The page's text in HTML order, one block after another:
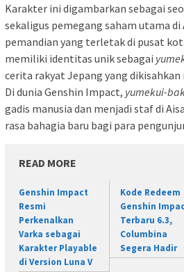
Karakter ini digambarkan sebagai
sekaligus pemegang saham utama di
pemandian yang terletak di pusat
memiliki identitas unik sebagai
cerita rakyat Jepang yang
Di dunia Genshin Impact, yumekui-
gadis manusia dan menjadi staf di
rasa bahagia baru bagi para
READ MORE
Genshin Impact
Resmi
Perkenalkan
Varka sebagai
Karakter Playable
di Version Luna V
Kode Redeem
Genshin
Terbaru 6.3,
Columbina
Segera Hadir